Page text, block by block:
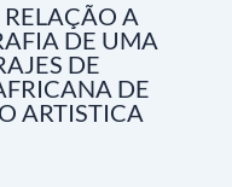
A
DE UMA
DE
DE
ARTISTICA